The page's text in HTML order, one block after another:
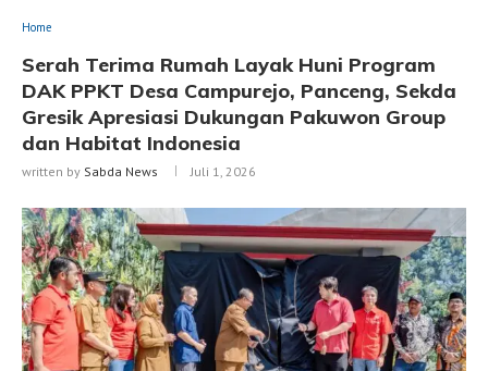
Home
Serah Terima Rumah Layak Huni Program
DAK PPKT Desa Campurejo, Panceng, Sekda
Gresik Apresiasi Dukungan Pakuwon Group
dan Habitat Indonesia
written by Sabda News Juli 1, 2026